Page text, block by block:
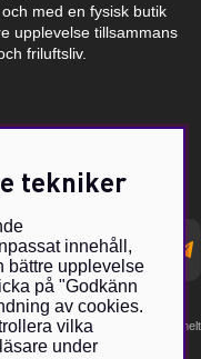
med en fysisk butik
upplevelse tillsammans
friluftsliv.
din e-post!*
Din prenumeration är helt
tekniker
innehåll,
bättre upplevelse
på "Godkänn
av cookies.
vilka
under